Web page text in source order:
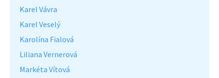
Karel Vávra
Karel Veselý
Karolína Fialová
Liliana Vernerová
Markéta Vítová